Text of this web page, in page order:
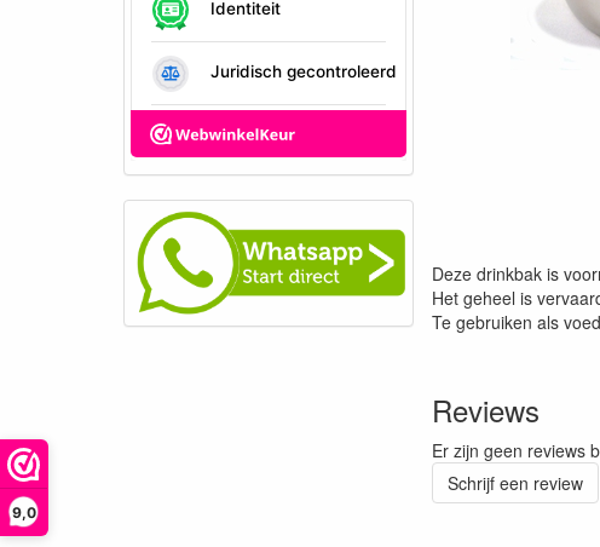
9,0
Deze drinkbak is
Het geheel is
Te gebruiken als
Reviews
Er zijn geen reviews
Schrijf een review